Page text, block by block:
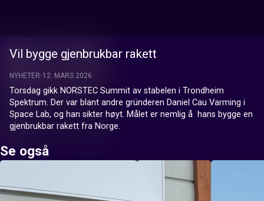
Vil bygge gjenbrukbar rakett
NYHETER 12. MARS 2026
Torsdag gikk NORSTEC Summit av stabelen i Trondheim
Spektrum. Der var blant andre gründeren Daniel Cau Varming i
Space Lab, og han sikter høyt. Målet er nemlig å  hans bygge en
gjenbrukbar rakett fra Norge.
Se også